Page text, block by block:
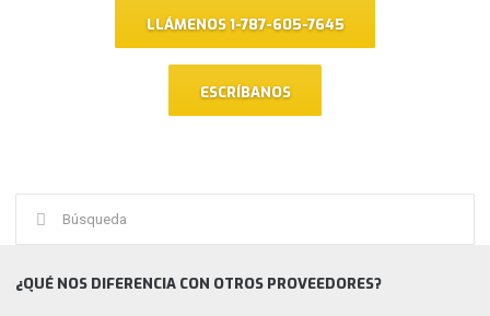
LLÁMENOS 1-787-605-7645
ESCRÍBANOS
¿QUÉ NOS DIFERENCIA CON OTROS PROVEEDORES?